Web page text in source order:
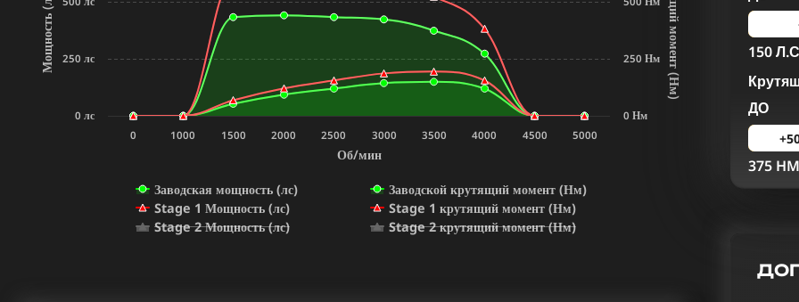
Об/мин
Мощность (лс)
(
)
Заводская мощность (лс)
Заводской крутящий момент (Нм)
Stage 1 Мощность (лс)
Stage 1 крутящий момент (Нм)
Stage 2 Мощность (лс)
Stage 2 крутящий момент (Нм)
0 1000 1500 2000 2500 3000 3500 4000 4500 5000
0 лс
250 лс
0 Нм
250 Нм
150
ДО
375 HM